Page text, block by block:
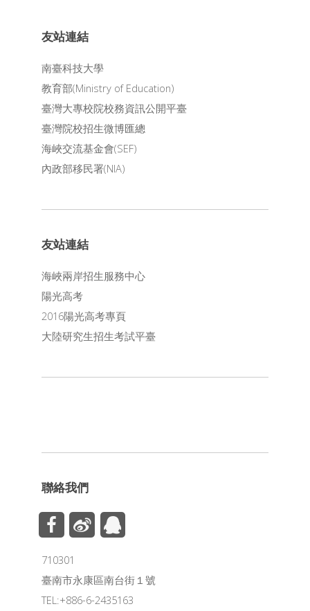
友站連結
南臺科技大學
教育部(Ministry of Education)
臺灣大專校院校務資訊公開平臺
臺灣院校招生微博匯總
海峽交流基金會(SEF)
內政部移民署(NIA)
友站連結
海峽兩岸招生服務中心
陽光高考
2016陽光高考專頁
大陸研究生招生考試平臺
聯絡我們
710301
臺南市永康區南台街１號
TEL:+886-6-2435163